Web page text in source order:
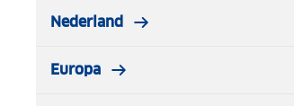
Nederland
Europa